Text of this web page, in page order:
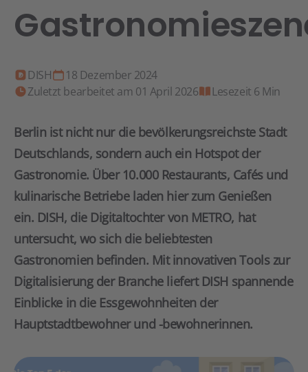
DISH
18 Dezember 2024
Zuletzt bearbeitet am 01 April 2026
Lesezeit 6 Min
Berlin ist nicht nur die bevölkerungsreichste Stadt
Deutschlands, sondern auch ein Hotspot der
Gastronomie. Über 10.000 Restaurants, Cafés und
kulinarische Betriebe laden hier zum Genießen
ein. DISH, die Digitaltochter von METRO, hat
untersucht, wo sich die beliebtesten
Gastronomien befinden. Mit innovativen Tools zur
Digitalisierung der Branche liefert DISH spannende
Einblicke in die Essgewohnheiten der
Hauptstadtbewohner und -bewohnerinnen.